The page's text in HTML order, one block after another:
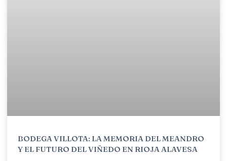
BODEGA VILLOTA: LA MEMORIA DEL MEANDRO
Y EL FUTURO DEL VIÑEDO EN RIOJA ALAVESA